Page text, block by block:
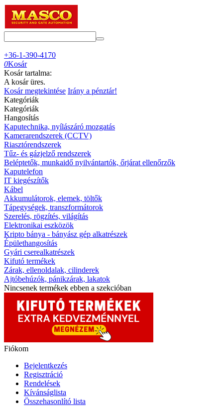
+36-1-390-4170
0Kosár
Kosár tartalma:
A kosár üres.
Kosár megtekintése Irány a pénztár!
Kategóriák
Kategóriák
Hangosítás
Kaputechnika, nyílászáró mozgatás
Kamerarendszerek (CCTV)
Riasztórendszerek
Tűz- és gázjelző rendszerek
Beléptetők, munkaidő nyilvántartók, őrjárat ellenőrzők
Kaputelefon
IT kiegészítők
Kábel
Akkumulátorok, elemek, töltők
Tápegységek, transzformátorok
Szerelés, rögzítés, világítás
Elektronikai eszközök
Kripto bánya - bányász gép alkatrészek
Épülethangosítás
Gyári cserealkatrészek
Kifutó termékek
Zárak, ellenoldalak, cilinderek
Ajtóbehúzók, pánikzárak, lakatok
Nincsenek termékek ebben a szekcióban
Fiókom
Bejelentkezés
Regisztráció
Rendelések
Kívánságlista
Összehasonlító lista